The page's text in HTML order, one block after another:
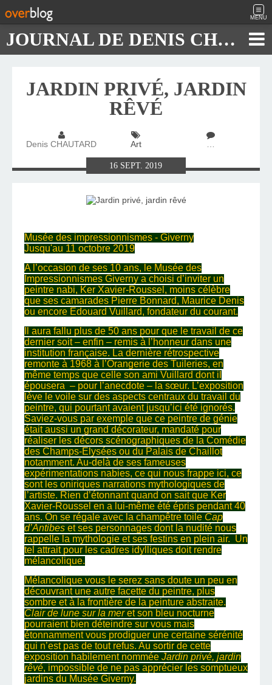
MENU
JOURNAL DE DENIS CHAUTARD
JARDIN PRIVÉ, JARDIN
RÊVÉ
Denis CHAUTARD Art …
16 SEPT.2019
Musée des impressionnismes - Giverny
Jusqu'au 11 octobre 2019
A l’occasion de ses 10 ans, le Musée des
Impressionnismes Giverny a choisi d’inviter un
peintre nabi, Ker Xavier-Roussel, moins célèbre
que ses camarades Pierre Bonnard, Maurice Denis
ou encore Edouard Vuillard, fondateur du courant.
Il aura fallu plus de 50 ans pour que le travail de ce
dernier soit – enfin – remis à l’honneur dans une
institution française. La dernière rétrospective
remonte à 1968 à l’Orangerie des Tuileries, en
même temps que celle son ami Vuillard dont il
épousera – pour l’anecdote – la sœur. L’exposition
lève le voile sur des aspects centraux du travail du
peintre, qui pourtant avaient jusqu’ici été ignorés.
Saviez-vous par exemple que ce peintre de génie
était aussi un grand décorateur, mandaté pour
réaliser les décors scénographiques de la Comédie
des Champs-Elysées ou du Palais de Chaillot
notamment. Au-delà de ses fameuses
expérimentations nabies, ce qui nous frappe ici, ce
sont les oniriques narrations mythologiques de
l’artiste. Rien d’étonnant quand on sait que Ker
Xavier-Roussel en a lui-même été épris pendant 40
ans. On se régale avec la champêtre toile Cap
d’Antibes et ses personnages dont la nudité nous
rappelle la mythologie et ses festins en plein air. Un
tel attrait pour les cadres idylliques doit rendre
mélancolique.
Mélancolique vous le serez sans doute un peu en
découvrant une autre facette du peintre, plus
sombre et à la frontière de la peinture abstraite.
Clair de lune sur la meret son bleu nocturne
pourraient bien déteindre sur vous mais
étonnamment vous prodiguer une certaine sérénité
qui n’est pas de tout refus. Au sortir de cette
exposition habilement nommée Jardin privé, jardin
rêvé, impossible de ne pas apprécier les somptueux
jardins du Musée Giverny.